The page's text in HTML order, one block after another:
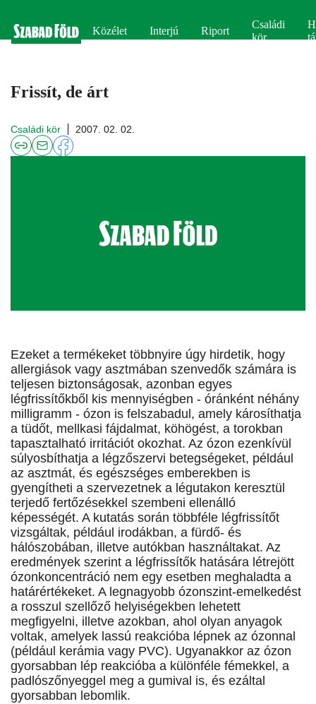
Közélet Interjú Riport
Családi
kör
Frissít, de árt
Családi kör 2007. 02. 02.
Ezeket a termékeket többnyire úgy hirdetik, hogy
allergiások vagy asztmában szenvedők számára is
teljesen biztonságosak, azonban egyes
légfrissítőkből kis mennyiségben - óránként néhány
milligramm - ózon is felszabadul, amely károsíthatja
a tüdőt, mellkasi fájdalmat, köhögést, a torokban
tapasztalható irritációt okozhat. Az ózon ezenkívül
súlyosbíthatja a légzőszervi betegségeket, például
az asztmát, és egészséges emberekben is
gyengítheti a szervezetnek a légutakon keresztül
terjedő fertőzésekkel szembeni ellenálló
képességét. A kutatás során többféle légfrissítőt
vizsgáltak, például irodákban, a fürdő- és
hálószobában, illetve autókban használtakat. Az
eredmények szerint a légfrissítők hatására létrejött
ózonkoncentráció nem egy esetben meghaladta a
határértékeket. A legnagyobb ózonszint-emelkedést
a rosszul szellőző helyiségekben lehetett
megfigyelni, illetve azokban, ahol olyan anyagok
voltak, amelyek lassú reakcióba lépnek az ózonnal
(például kerámia vagy PVC). Ugyanakkor az ózon
gyorsabban lép reakcióba a különféle fémekkel, a
padlószőnyeggel meg a gumival is, és ezáltal
gyorsabban lebomlik.